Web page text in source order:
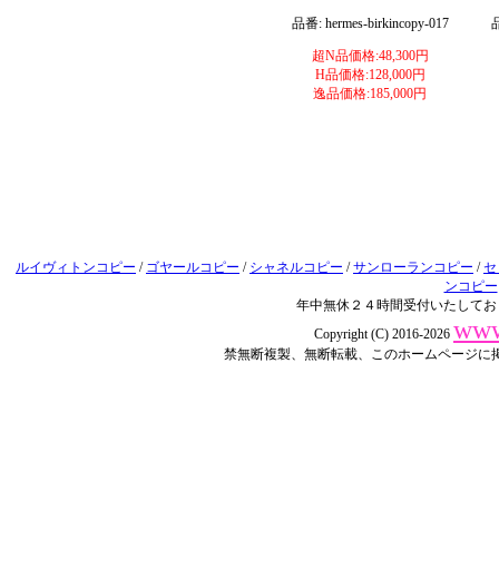
品番: hermes-birkincopy-017
超N品価格:48,300円
H品価格:128,000円
逸品価格:185,000円
ルイヴィトンコピー / ゴヤールコピー / シャネルコピー /サンローランコピー /
ンコピー
年中無休２４時間受付いたして
Copyright (C) 2016-2026
禁無断複製、無断転載、このホームページ